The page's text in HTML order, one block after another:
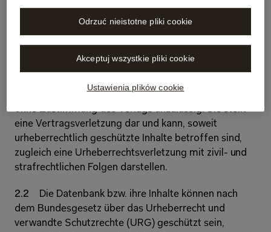
der mit dem Anmeldecode registrierten individuellen
E-Mail-Adressen (Named-User-Modell); eine ohne
Personenbezug nur auf die Höchstzahl gleichzeitiger
Modell) ist ausgeschlossen. Die Weitergabe der
/ des Kunden sowie an aussenstehende Dritte ist
ohne Zustimmung des Verlags unzulässig. Sie stellt
eine Vertragsverletzung dar und kann, soweit
urheberrechtlich geschützte Inhalte betroffen sind,
zugleich eine Urheberrechtsverletzung mit zivil- und
strafrechtlichen Folgen darstellen.
2.2
Die Datenbank bzw. ihre Inhalte können nach
dem Bundesgesetz über das Urheberrecht und
verwandte Schutzrechte (URG) geschützt sein,
Ustawienia plików cookie
Odrzuć nieistotne pliki cookie
Akceptuj wszystkie pliki cookie